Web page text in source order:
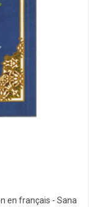
en français - Sana